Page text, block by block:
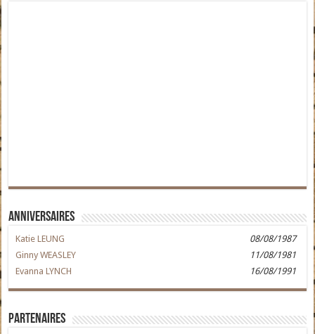
Anniversaires
Katie LEUNG
08/08/1987
Ginny WEASLEY
11/08/1981
Evanna LYNCH
16/08/1991
Partenaires